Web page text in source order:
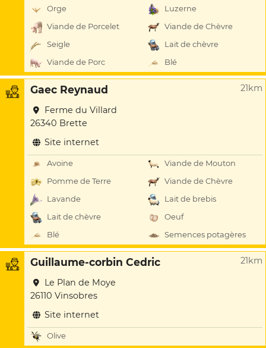
Orge
Luzerne
Viande de Porcelet
Viande de Chèvre
Seigle
Lait de chèvre
Viande de Porc
Blé
Gaec Reynaud 21km
Ferme du Villard
26340 Brette
Site internet
Avoine
Viande de Mouton
Pomme de Terre
Viande de Chèvre
Lavande
Lait de brebis
Lait de chèvre
Oeuf
Blé
Semences potagères
Guillaume-corbin Cedric 21km
Le Plan de Moye
26110 Vinsobres
Site internet
Olive